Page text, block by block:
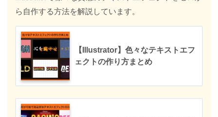
ら自作する方法を解説しています。
【Illustrator】色々なテキストエフ
ェクトの作り方まとめ